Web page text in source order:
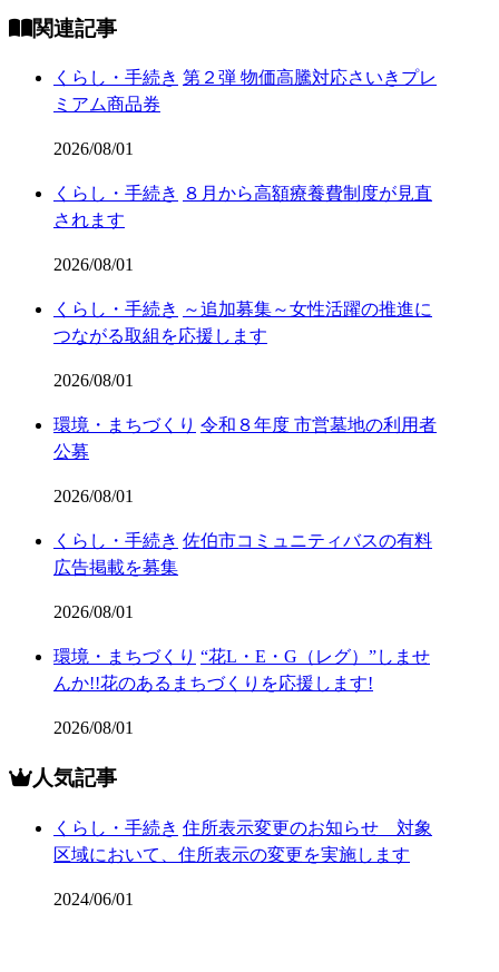
関連記事
くらし・手続き 第２弾 物価高騰対応さいきプレ
ミアム商品券
2026/08/01
くらし・手続き ８月から高額療養費制度が見直
されます
2026/08/01
くらし・手続き ～追加募集～女性活躍の推進に
つながる取組を応援します
2026/08/01
環境・まちづくり 令和８年度 市営墓地の利用者
公募
2026/08/01
くらし・手続き 佐伯市コミュニティバスの有料
広告掲載を募集
2026/08/01
環境・まちづくり “花L・E・G（レグ）”しませ
んか!!花のあるまちづくりを応援します!
2026/08/01
人気記事
くらし・手続き 住所表示変更のお知らせ 対象
区域において、住所表示の変更を実施します
2024/06/01